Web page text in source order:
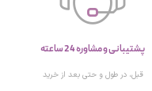
پشتیبانی و مشاوره 24 ساعته
قبل، در طول و حتی بعد از خرید